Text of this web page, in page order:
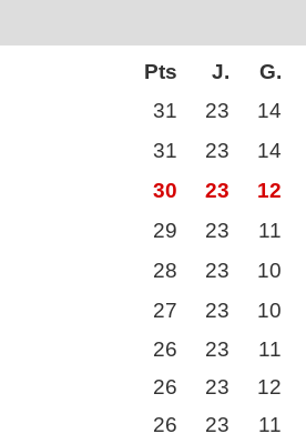
Pts J. G.
31 23 14
31 23 14
30 23 12
29 23 11
28 23 10
27 23 10
26 23 11
26 23 12
26 23 11